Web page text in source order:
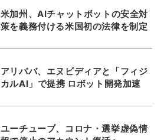
米加州、AIチャットボットの安全対
策を義務付ける米国初の法律を制定
アリババ、エヌビディアと「フィジ
カルAI」で提携 ロボット開発加速
ユーチューブ、コロナ・選挙虚偽情